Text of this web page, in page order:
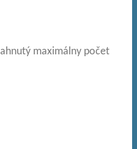
maximálny počet